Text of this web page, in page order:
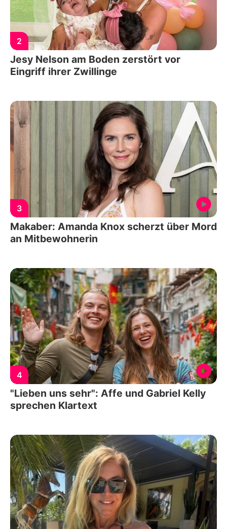
2
Jesy Nelson am Boden zerstört vor
Eingriff ihrer Zwillinge
3
Makaber: Amanda Knox scherzt über Mord
an Mitbewohnerin
4
"Lieben uns sehr": Affe und Gabriel Kelly
sprechen Klartext